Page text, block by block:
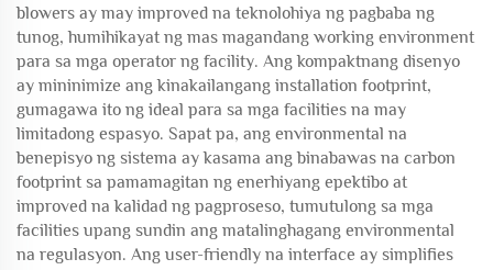
blowers ay may improved na teknolohiya ng pagbaba ng
tunog, humihikayat ng mas magandang working environment
para sa mga operator ng facility. Ang kompaktnang disenyo
ay mininimize ang kinakailangang installation footprint,
gumagawa ito ng ideal para sa mga facilities na may
limitadong espasyo. Sapat pa, ang environmental na
benepisyo ng sistema ay kasama ang binabawas na carbon
footprint sa pamamagitan ng enerhiyang epektibo at
improved na kalidad ng pagproseso, tumutulong sa mga
facilities upang sundin ang matalinghagang environmental
na regulasyon. Ang user-friendly na interface ay simplifies